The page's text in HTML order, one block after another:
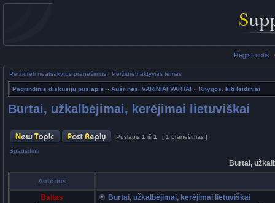
Registruotis
Peržiūrėti neatsakytus pranešimus | Peržiūrėti aktyvias temas
Pagrindinis diskusijų puslapis » Aušrinės, VARINIAI VARTAI » Knygos. kiti leidiniai
Burtai, užkalbėjimai, kerėjimai lietuviškai
Puslapis 1 iš 1 [ 1 pranešimas ]
Spausdinti
Burtai,
Autorius
Baltas
Burtai, užkalbėjimai, kerėjimai lietuviškai